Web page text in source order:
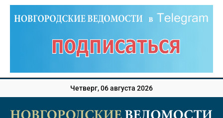
Четверг, 06 августа 2026